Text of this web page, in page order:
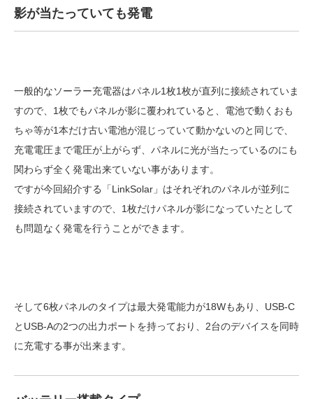
影が当たっていても発電
一般的なソーラー充電器はパネル1枚1枚が直列に接続されていま
すので、1枚でもパネルが影に覆われていると、電池で動くおも
ちゃ等が1本だけ古い電池が混じっていて動かないのと同じで、
充電電圧まで電圧が上がらず、パネルに光が当たっているのにも
関わらず全く発電出来ていない事があります。
ですが今回紹介する「LinkSolar」はそれぞれのパネルが並列に
接続されていますので、1枚だけパネルが影になっていたとして
も問題なく発電を行うことができます。
そして6枚パネルのタイプは最大発電能力が18Wもあり、USB-C
とUSB-Aの2つの出力ポートを持っており、2台のデバイスを同時
に充電する事が出来ます。